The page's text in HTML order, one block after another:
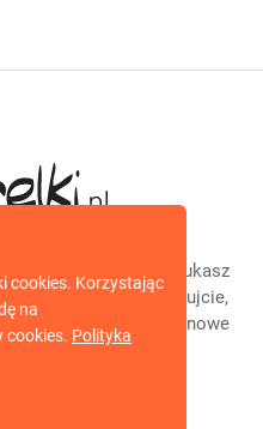
ciekawy sposób? Szukasz
jest nasz serwis! Malujcie,
twórzcie; co tydzień nowe
prawa zastrzeżone.
cookies. Korzystając
na
cookies. Polityka